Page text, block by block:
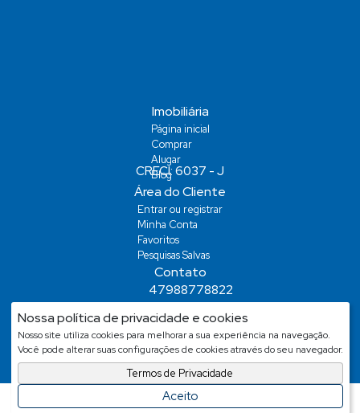
Nossa política de privacidade e cookies
Nosso site utiliza cookies para melhorar a sua experiência na navegação.
Você pode alterar suas configurações de cookies através do seu navegador.
Termos de Privacidade
Aceito
Imobiliária
Página inicial
Comprar
Alugar
Blog
Área do Cliente
Entrar ou registrar
Minha Conta
Favoritos
Pesquisas Salvas
Contato
47988778822
demiansm@hotmail.com
Apresenta.me